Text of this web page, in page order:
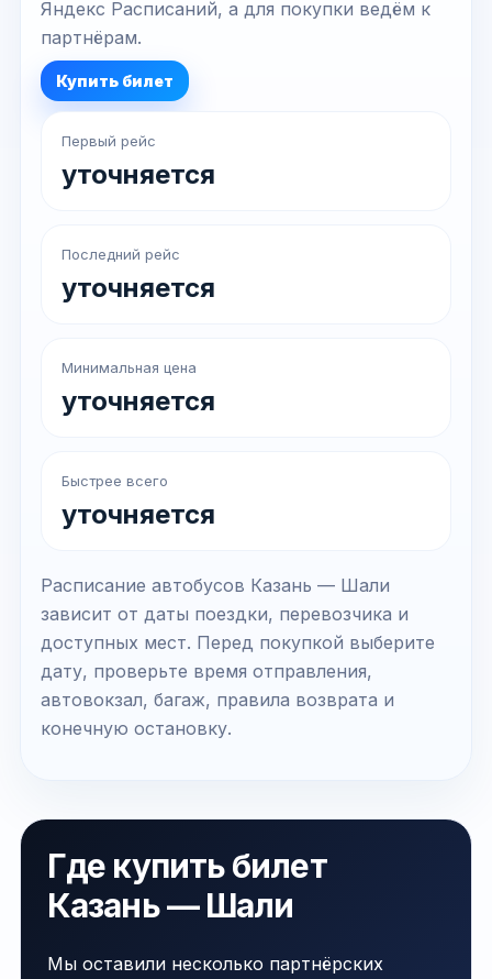
Яндекс Расписаний, а для покупки ведём к
партнёрам.
Купить билет
Первый рейс
уточняется
Последний рейс
уточняется
Минимальная цена
уточняется
Быстрее всего
уточняется
Расписание автобусов Казань — Шали
зависит от даты поездки, перевозчика и
доступных мест. Перед покупкой выберите
дату, проверьте время отправления,
автовокзал, багаж, правила возврата и
конечную остановку.
Где купить билет
Казань — Шали
Мы оставили несколько партнёрских